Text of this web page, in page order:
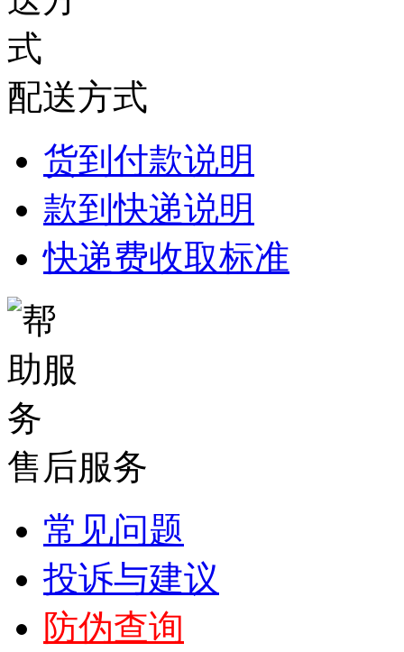
配送方式
货到付款说明
款到快递说明
快递费收取标准
售后服务
常见问题
投诉与建议
防伪查询